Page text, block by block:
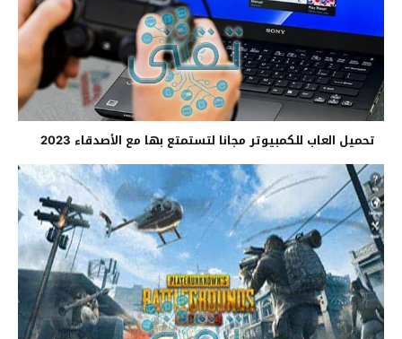
تحميل العاب للكمبيوتر مجانا لتستمتع بها مع الأصدقاء 2023